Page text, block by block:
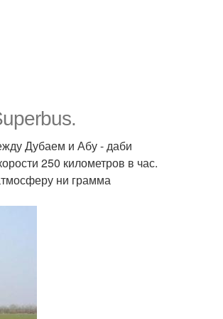
Дубаем и Абу - даби
250 километров в час.
ни грамма